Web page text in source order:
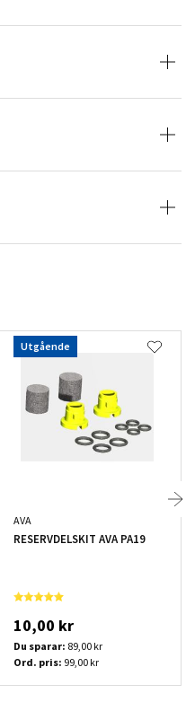
Utgående
AVA
RESERVDELSKIT AVA PA19
10,00 kr
Du sparar: 89,00 kr
Ord. pris: 99,00 kr